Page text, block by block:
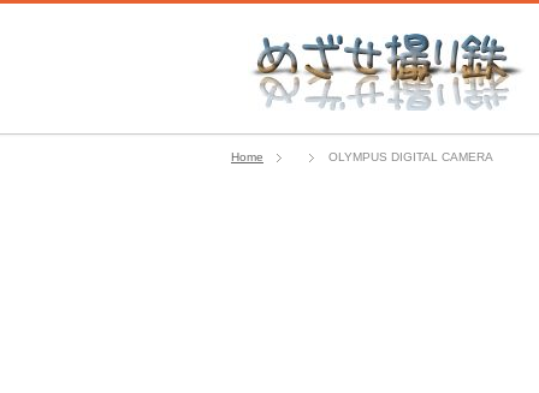
Home OLYMPUS DIGITAL CAMERA